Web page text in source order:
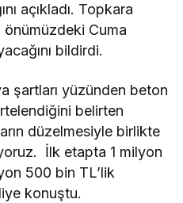
açıkladı. Topkara
önümüzdeki Cuma
bildirdi.
şartları yüzünden beton
belirten
düzelmesiyle birlikte
İlk etapta 1 milyon
500 bin TL’lik
konuştu.